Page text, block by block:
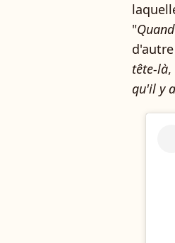
"
tête-là
qu'il y